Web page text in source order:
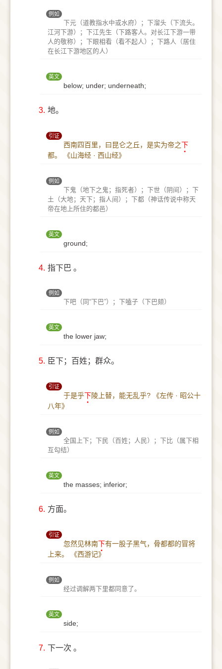
例如
下元（道教指水中或水府）；下溜头（下流头。
江河下游）；下江先生（下路客人。对长江下游一带
人的敬称）；下眼相看（看不起人）；下路人（居住
在长江下游地区的人）
英文
below; under; underneath;
3. 地。
引证
西南四百里，曰昆仑之丘，是实为帝之下
都。
《山海经 · 西山经》
例如
下鬼（地下之鬼；指死者）；下世（阴间）；下
土（大地；天下；指人间）；下都（神话传说中称天
帝在地上所住的都邑）
英文
ground;
4. 指下巴 。
例如
下吧（同“下巴”）；下嗑子（下巴颏）
英文
the lower jaw;
5. 臣下；百姓；群众。
引证
于是乎下陵上替，能无乱乎?
《左传 · 昭公十
八年》
例如
全国上下；下民（百姓；人民）；下比（属下相
互勾结）
英文
the masses; inferior;
6. 方面。
引证
忽然见林南下有一股子黑气，骨都都的冒将
上来。
《西游记》
例如
经过调解两下里都同意了。
英文
side;
7. 下一次 。